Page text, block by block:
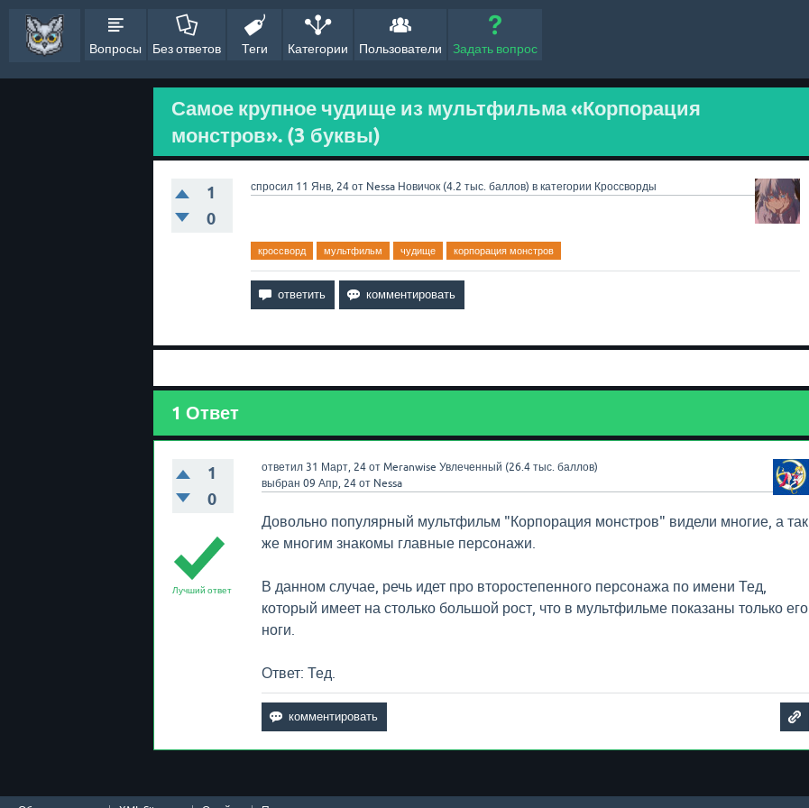
Вопросы Без ответов Теги Категории Пользователи Задать вопрос
Самое крупное чудище из мультфильма «Корпорация
монстров». (3 буквы)
1
0
спросил 11 Янв, 24 от Nessa Новичок (4.2 тыс. баллов) в категории Кроссворды
кроссворд мультфильм чудище корпорация монстров
1 Ответ
1
0
ответил 31 Март, 24 от Meranwise Увлеченный (26.4 тыс.баллов)
выбран 09 Апр, 24 от Nessa
Лучший ответ
Довольно популярный мультфильм "Корпорация монстров" видели многие, а так
же многим знакомы главные персонажи.
В данном случае, речь идет про второстепенного персонажа по имени Тед,
который имеет на столько большой рост, что в мультфильме показаны только его
ноги.
Ответ: Тед.